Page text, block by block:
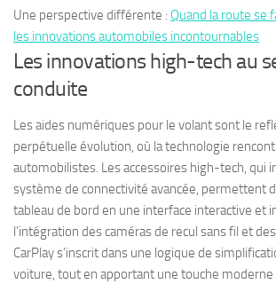
Une perspective différente : Quand la route se
les innovations automobiles incontournables
Les innovations high-tech au
conduite
Les aides numériques pour le volant sont le
perpétuelle évolution, où la technologie
automobilistes. Les accessoires high-tech, qui
système de connectivité avancée, permettent
tableau de bord en une interface interactive et
l’intégration des caméras de recul sans fil et
CarPlay s’inscrit dans une logique de
voiture, tout en apportant une touche moderne